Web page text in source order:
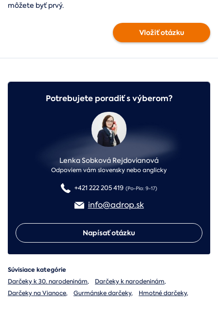
môžete byť prvý.
Vložiť otázku
Potrebujete poradiť s výberom?
Lenka Sobková Rejdovianová
Odpoviem vám slovensky nebo anglicky
+421 222 205 419 (Po-Pia: 9-17)
info@adrop.sk
Napísať otázku
Súvisiace kategórie
Darčeky k 30. narodeninám, Darčeky k narodeninám,
Darčeky na Vianoce, Gurmánske darčeky, Hmotné darčeky,